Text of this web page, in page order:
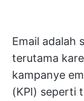
Email adalah
terutama
kampanye
(KPI) seperti